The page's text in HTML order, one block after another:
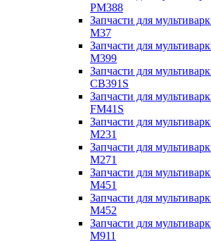
PM388
Запчасти для
M37
Запчасти для
M399
Запчасти для
CB391S
Запчасти для
FM41S
Запчасти для
M231
Запчасти для
M271
Запчасти для
M451
Запчасти для
M452
Запчасти для
M911